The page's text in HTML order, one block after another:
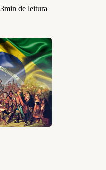
3min de leitura